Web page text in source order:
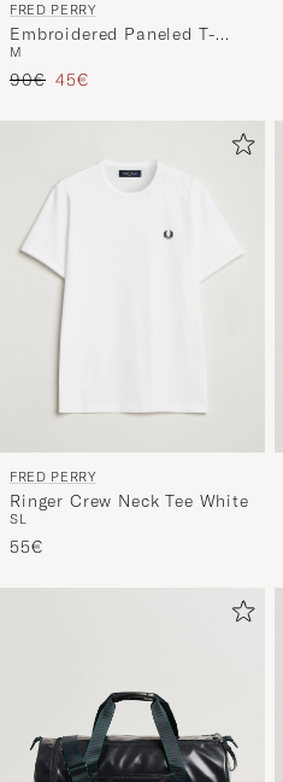
FRED PERRY
Embroidered Paneled T-
Shirt Black
M
Regulärer Preis
90€ Reduzierter Preis
45€
FRED PERRY
Ringer Crew Neck Tee White
SL
55€